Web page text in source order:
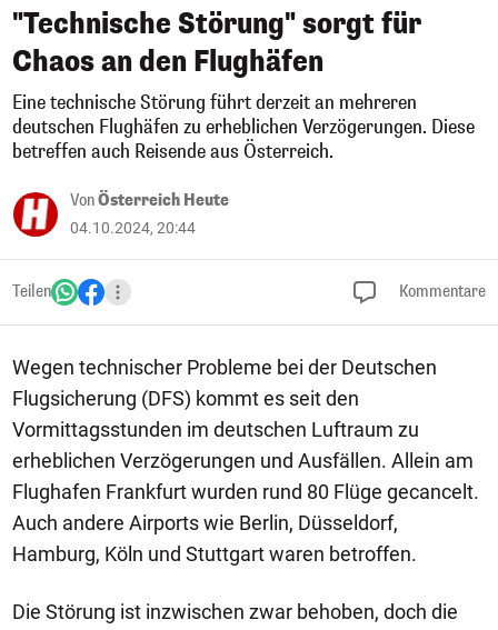
"Technische Störung" sorgt für
Chaos an den Flughäfen
Eine technische Störung führt derzeit an mehreren
deutschen Flughäfen zu erheblichen Verzögerungen. Diese
betreffen auch Reisende aus Österreich.
VonÖsterreich Heute
04.10.2024, 20:44
Teilen Kommentare
Wegen technischer Probleme bei der Deutschen
Flugsicherung (DFS) kommt es seit den
Vormittagsstunden im deutschen Luftraum zu
erheblichen Verzögerungen und Ausfällen. Allein am
Flughafen Frankfurt wurden rund 80 Flüge gecancelt.
Auch andere Airports wie Berlin, Düsseldorf,
Hamburg, Köln und Stuttgart waren betroffen.
Die Störung ist inzwischen zwar behoben, doch die